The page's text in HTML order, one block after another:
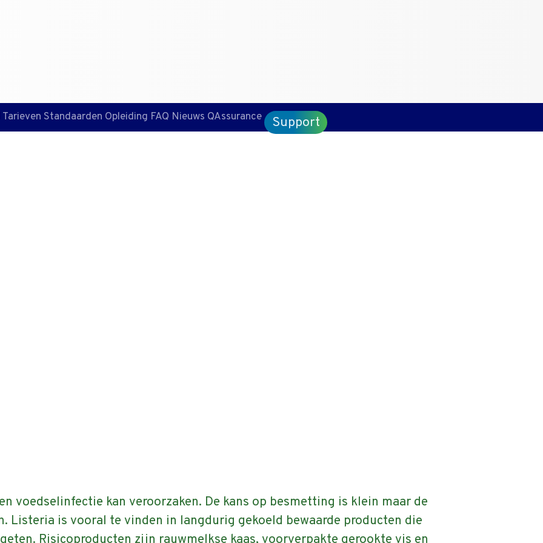
Tarieven Standaarden Opleiding FAQ Nieuws QAssurance Support
voedselinfectie kan veroorzaken. De kans op besmetting is klein maar de
Listeria is vooral te vinden in langdurig gekoeld bewaarde producten die